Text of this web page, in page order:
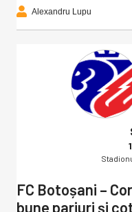
Alexandru Lupu
FC Botoșani –
bune pariuri și